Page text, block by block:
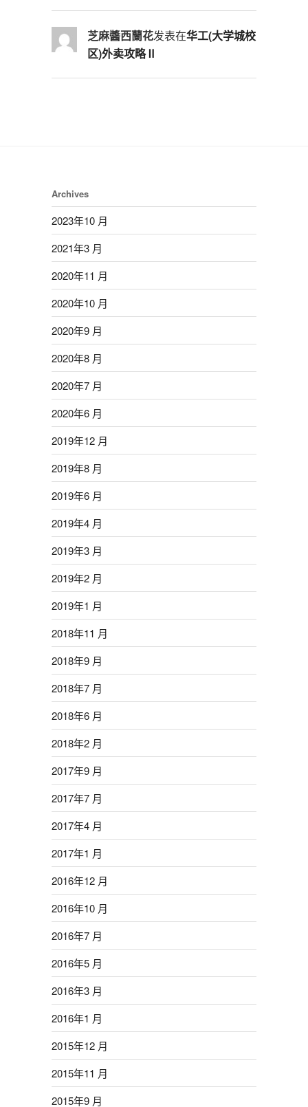
芝麻醬西蘭花发表在华工(大学城校
区)外卖攻略Ⅱ
Archives
2023年10 月
2021年3 月
2020年11 月
2020年10 月
2020年9 月
2020年8 月
2020年7 月
2020年6 月
2019年12 月
2019年8 月
2019年6 月
2019年4 月
2019年3 月
2019年2 月
2019年1 月
2018年11 月
2018年9 月
2018年7 月
2018年6 月
2018年2 月
2017年9 月
2017年7 月
2017年4 月
2017年1 月
2016年12 月
2016年10 月
2016年7 月
2016年5 月
2016年3 月
2016年1 月
2015年12 月
2015年11 月
2015年9 月